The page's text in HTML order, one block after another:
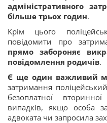
адміністративного
більше трьох годин.
Крім цього
повідомити про
прямо забороняє
повідомлення родичів.
Є ще один важливий
затримання
безоплатної
випадків, якщо особа
адвоката чи запросила